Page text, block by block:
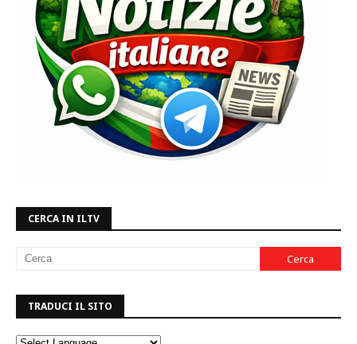
CERCA IN ILTV
TRADUCI IL SITO